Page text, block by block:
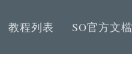
教程列表 SO官方文檔